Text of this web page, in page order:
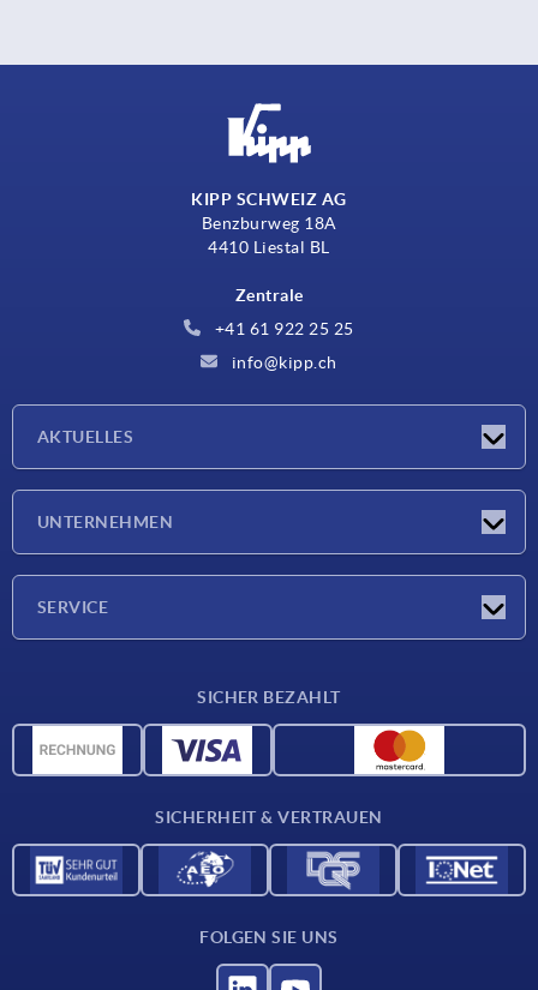
KIPP SCHWEIZ AG
Benzburweg 18A
4410 Liestal BL
Zentrale
+41 61 922 25 25
info@kipp.ch
AKTUELLES
UNTERNEHMEN
SERVICE
CAD-Daten
SICHER BEZAHLT
SICHERHEIT & VERTRAUEN
FOLGEN SIE UNS